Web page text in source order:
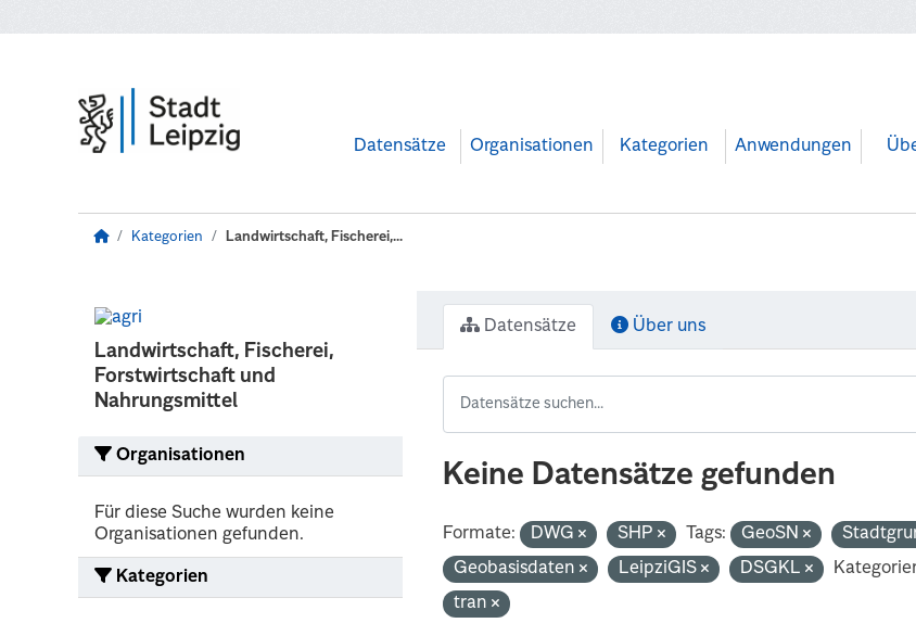
Datensätze Organisationen Kategorien Anwendungen
Kategorien Landwirtschaft, Fischerei,...
Landwirtschaft, Fischerei,
Forstwirtschaft und
Nahrungsmittel
Organisationen
Für diese Suche wurden keine
Organisationen gefunden.
Kategorien
Datensätze Über uns
Keine Datensätze gefunden
Formate: DWG SHP Tags: GeoSN
Geobasisdaten
LeipziGIS DSGKL
tran